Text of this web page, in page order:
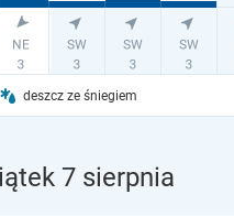
deszcz ze śniegiem
7 sierpnia